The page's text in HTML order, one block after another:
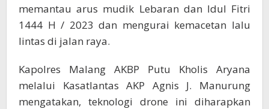
memantau arus mudik Lebaran dan Idul Fitri
1444 H / 2023 dan mengurai kemacetan lalu
lintas di jalan raya.
Kapolres Malang AKBP Putu Kholis Aryana
melalui Kasatlantas AKP Agnis J. Manurung
mengatakan, teknologi drone ini diharapkan